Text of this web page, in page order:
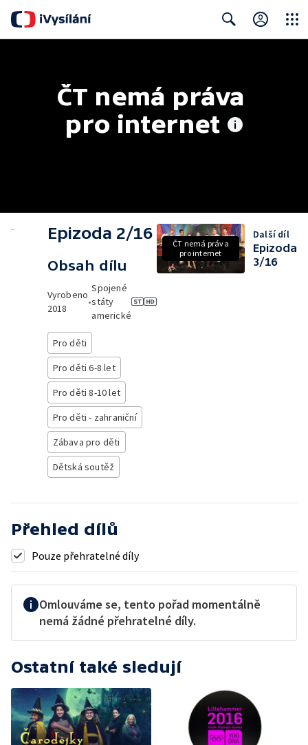
ČT nemá práva
pro internet
Epizoda 2/16
Obsah dílu
Vyrobeno
2018
•
Spojené
státy
americké
Pro děti
Pro děti 6-8 let
Pro děti 8-10 let
Pro děti - zahraniční
Zábava pro děti
Dětská soutěž
ČT nemá práva
pro internet
Další díl
Epizoda
3/16
Přehled dílů
Pouze přehratelné díly
Omlouváme se, tento pořad momentálně
nemá žádné přehratelné díly.
Ostatní také sledují